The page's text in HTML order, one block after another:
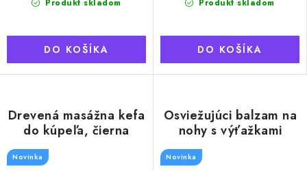
Produkt skladom
DO KOŠÍKA
Produkt skladom
DO KOŠÍKA
Drevená masážna kefa
do kúpeľa, čierna
Novinka
Osviežujúci balzam na
nohy s výťažkami
Eukalyptu, Mäty a Aloe
vera, 100 ml
Novinka